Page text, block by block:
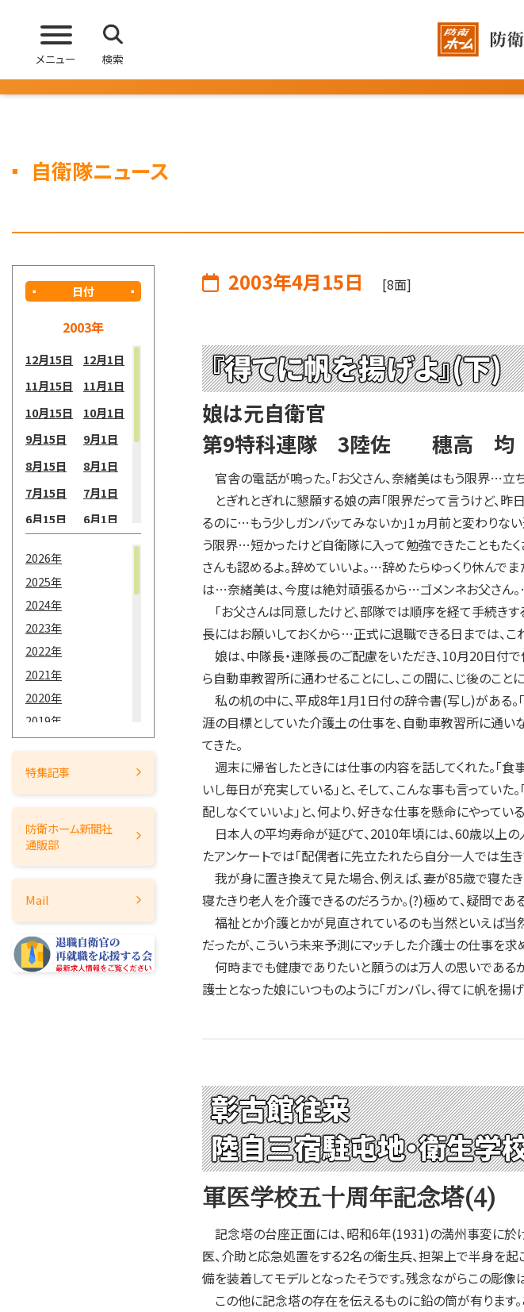
メニュー 検索
自衛隊ニュース
日付
2003年
12月15日
12月1日
11月15日
11月1日
10月15日
10月1日
9月15日
9月1日
8月15日
8月1日
7月15日
7月1日
6月15日
6月1日
3月15日
2月15日
1月15日
2026年
2025年
2024年
2023年
2022年
2021年
2020年
2019年
2018年
2017年
2014年
2012年
2011年
2009年
2008年
特集記事
防衛ホーム新聞社
通販部
Mail
2003年4月15日 [8面]
『得てに帆を揚げよ』(下)
娘は元自衛官
第9特科連隊 3陸佐 穗高 均
官舎の電話が鳴った。「お父さん、奈緒美はもう限界…立
とぎれとぎれに懇願する娘の声「限界だって言うけど、
るのに…もう少しガンバッてみないか」1ヵ月前と変わりな
う限界…短かったけど自衛隊に入って勉強できたこともた
さんも認めるよ。辞めていいよ。…辞めたらゆっくり休んで
は…奈緒美は、今度は絶対頑張るから…ゴメンネお父さん。
「お父さんは同意したけど、部隊では順序を経て手続きす
長にはお願いしておくから…正式に退職できる日までは、こ
娘は、中隊長・連隊長のご配慮をいただき、10月20日付
ら自動車教習所に通わせることにし、この間に、じ後のこと
私の机の中に、平成8年1月1日付の辞令書(写し)がある。
涯の目標としていた介護土の仕事を、自動車教習所に通い
てきた。
週末に帰省したときには仕事の内容を話してくれた。「
いし毎日が充実している」と、そして、こんな事も言ってい
配しなくていいよ」と、何より、好きな仕事を懸命にやってい
日本人の平均寿命が延びて、2010年頃には、60歳以上の
たアンケートでは「配偶者に先立たれたら自分一人では生
我が身に置き換えて見た場合、例えば、妻が85歳で寝た
寝たきり老人を介護できるのだろうか。(?)極めて、疑問である
福祉とか介護とかが見直されているのも当然といえば当
だったが、こういう未来予測にマッチした介護士の仕事を求
何時までも健康でありたいと願うのは万人の思いである
護士となった娘にいつものように「ガンバレ、得てに帆を揚
彰古館往来
陸自三宿駐屯地・衛生学
軍医学校五十周年記念塔(4)
記念塔の台座正面には、昭和6年(1931)の満州事変に於
医、介助と応急処置をする2名の衛生兵、担架上で半身を
備を装着してモデルとなったそうです。残念ながらこの彫像
この他に記念塔の存在を伝えるものに鉛の筒が有ります